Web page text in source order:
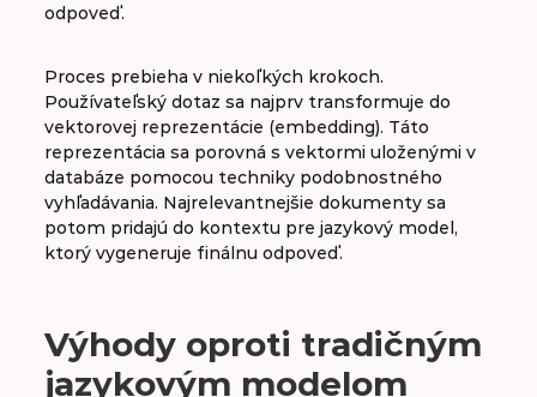
odpoveď.
Proces prebieha v niekoľkých krokoch.
Používateľský dotaz sa najprv transformuje do
vektorovej reprezentácie (embedding). Táto
reprezentácia sa porovná s vektormi uloženými v
databáze pomocou techniky podobnostného
vyhľadávania. Najrelevantnejšie dokumenty sa
potom pridajú do kontextu pre jazykový model,
ktorý vygeneruje finálnu odpoveď.
Výhody oproti tradičným
jazykovým modelom